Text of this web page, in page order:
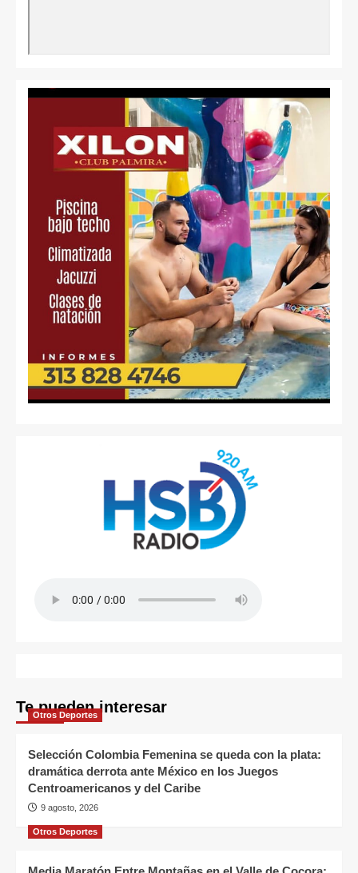
Te pueden interesar
Otros Deportes
Selección Colombia Femenina se queda con la plata:
dramática derrota ante México en los Juegos
Centroamericanos y del Caribe
9 agosto, 2026
Otros Deportes